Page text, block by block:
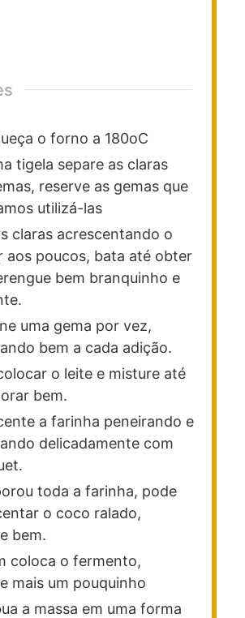
o forno a 180oC
tigela separe as claras
reserve as gemas que
utilizá-las
claras acrescentando o
aos poucos, bata até obter
bem branquinho e
uma gema por vez,
bem a cada adição.
o leite e misture até
bem.
a farinha peneirando e
delicadamente com
toda a farinha, pode
o coco ralado,
bem.
coloca o fermento,
mais um pouquinho
a massa em uma forma